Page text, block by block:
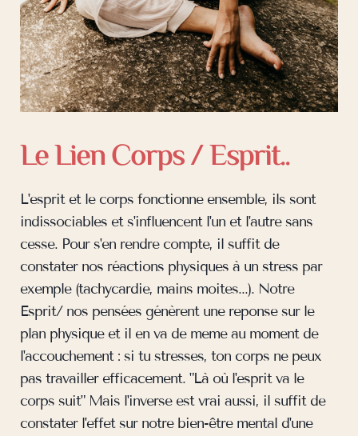
Le Lien Corps / Esprit..
L'esprit et le corps fonctionne ensemble, ils sont
indissociables et s'influencent l'un et l'autre sans
cesse. Pour s'en rendre compte, il suffit de
constater nos réactions physiques à un stress par
exemple (tachycardie, mains moites...). Notre
Esprit/ nos pensées génèrent une reponse sur le
plan physique et il en va de meme au moment de
l'accouchement : si tu stresses, ton corps ne peux
pas travailler efficacement. "Là où l'esprit va le
corps suit" Mais l'inverse est vrai aussi, il suffit de
constater l'effet sur notre bien-être mental d'une